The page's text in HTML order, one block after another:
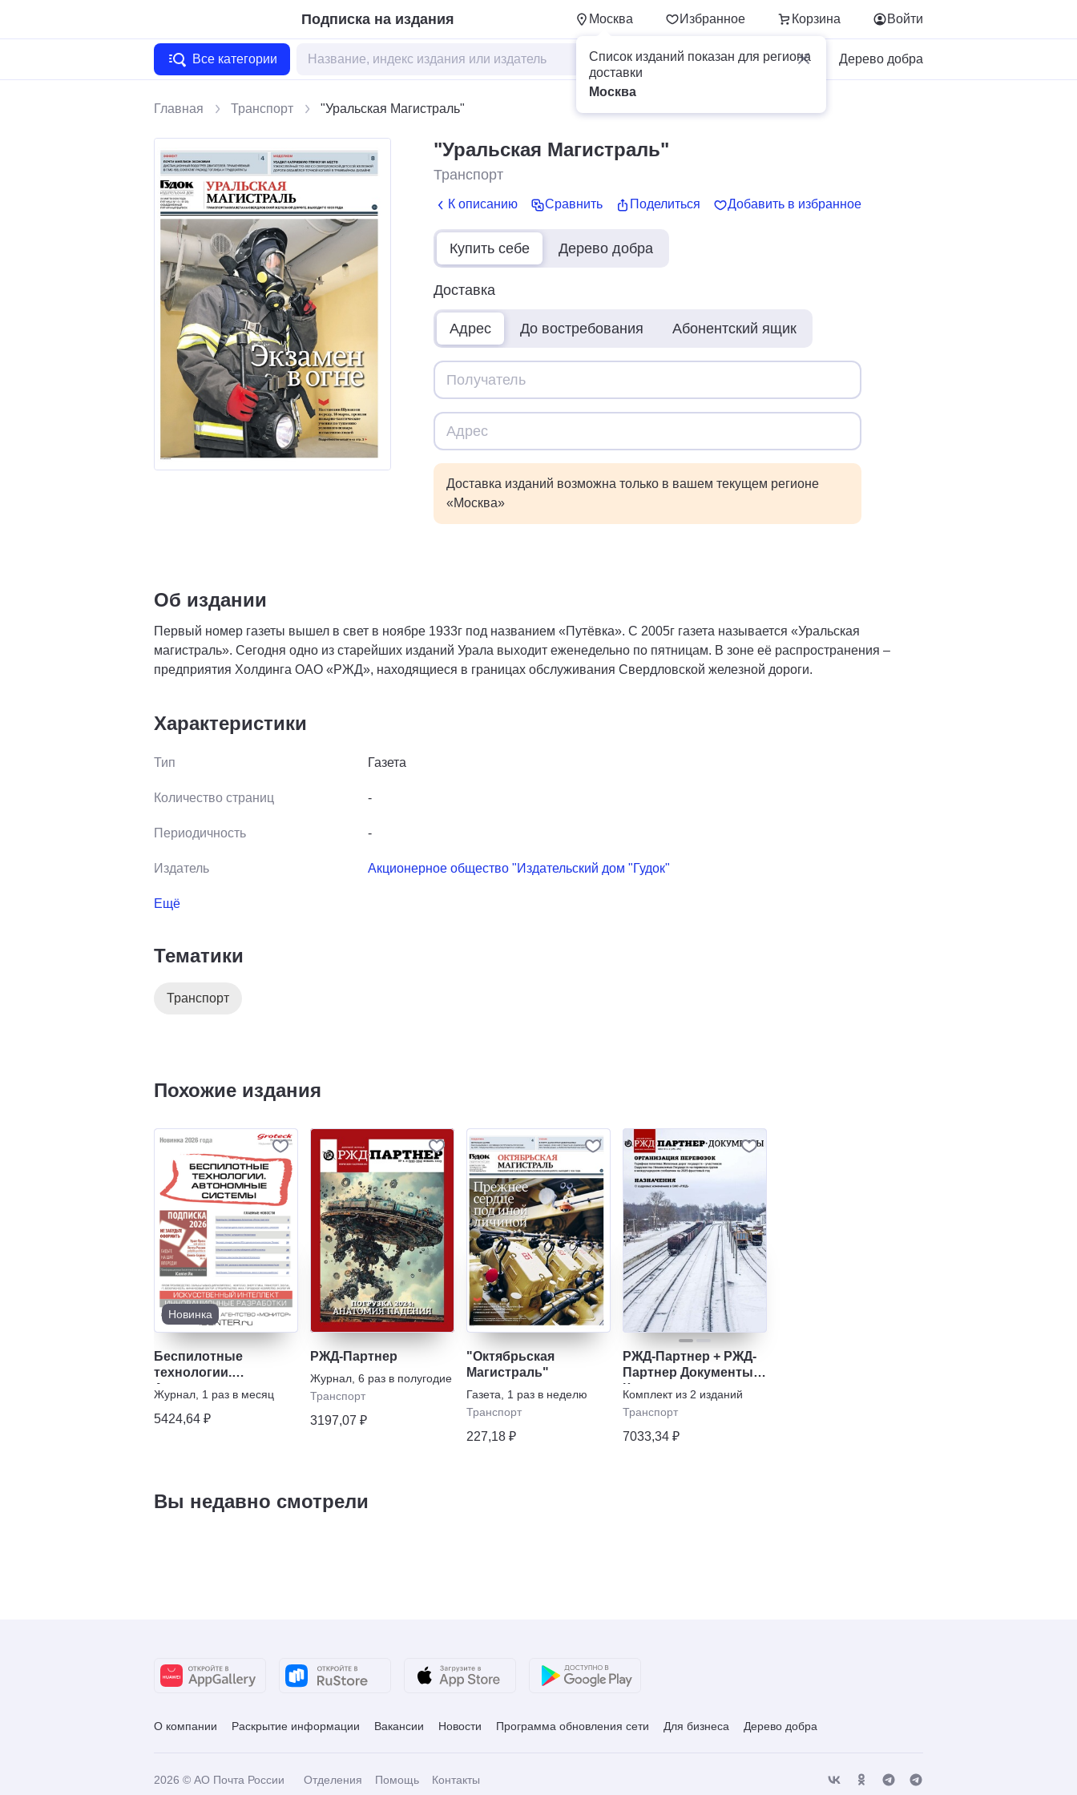
Подписка на издания Москва Избранное Корзина
Список изданий показан для региона
доставки
Москва
Войти
Все категории Для бизнеса Дерево добра
Главная Транспорт "Уральская Магистраль"
"Уральская Магистраль"
Транспорт
К описанию Сравнить Поделиться Добавить в избранное
Купить себе Дерево добра
Доставка
Адрес До востребования Абонентский ящик
Доставка изданий возможна только в вашем текущем регионе
«Москва»
Об издании
Первый номер газеты вышел в свет в ноябре 1933г под названием «Путёвка». С 2005г газета называется «Уральская
магистраль». Сегодня одно из старейших изданий Урала выходит еженедельно по пятницам. В зоне её распространения –
предприятия Холдинга ОАО «РЖД», находящиеся в границах обслуживания Свердловской железной дороги.
Характеристики
Тип Газета
Количество страниц -
Периодичность -
Издатель Акционерное общество "Издательский дом "Гудок"
Ещё
Тематики
Транспорт
Похожие издания
Новинка
Беспилотные
технологии.
Автономные системы
Журнал 1 раз в месяц
5424,64 ₽
РЖД-Партнер
Журнал 6 раз в полугодие
Транспорт
3197,07 ₽
"Октябрьская
Магистраль"
Газета
1 раз в неделю
Транспорт
227,18 ₽
РЖД-Партнер + РЖД-
Партнер Документы.
Комплект
Комплект из 2 изданий
Транспорт
7033,34 ₽
Вы недавно смотрели
О компании Раскрытие информации Вакансии Новости Программа обновления сети Для бизнеса Дерево добра
2026 © АО Почта России Отделения Помощь Контакты